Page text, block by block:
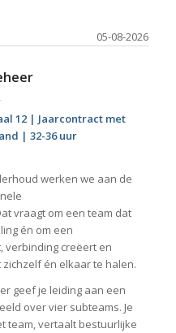
05-08-2026
12 | Jaarcontract met
| 32-36 uur
werken we aan de
vraagt om een team dat
én om een
verbinding creëert en
én elkaar te halen.
geef je leiding aan een
over vier subteams. Je
team, vertaalt bestuurlijke